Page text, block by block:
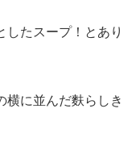
したスープ！とあり
横に並んだ麩らしき